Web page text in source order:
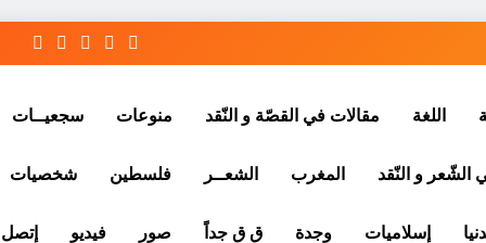
اللغة مقالات في القصّة و النّقد منوعات سجعيــات
الشّعر و النّقد المغرب الشعــر فلسطين شخصيات
إسلاميات وجدة ق ق جداً صور فيديو إتصل